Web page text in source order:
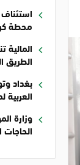
محطة
الطريق
بغداد
وزارة
الحاجات